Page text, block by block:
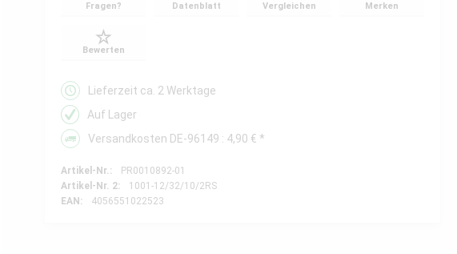
Fragen? Datenblatt Vergleichen Merken
Bewerten
Lieferzeit ca. 2 Werktage
Auf Lager
Versandkosten DE-96149 : 4,90 € *
Artikel-Nr.:
PR0010892-01
Artikel-Nr. 2:
1001-12/32/10/2RS
EAN:
4056551022523